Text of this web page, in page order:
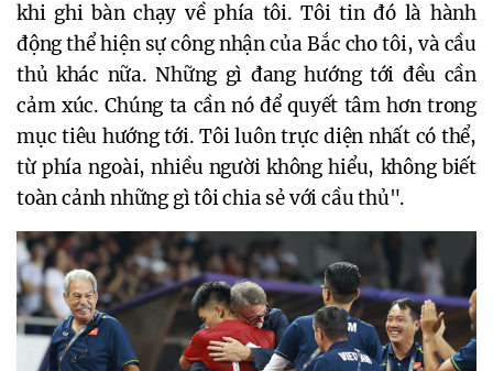
khi ghi bàn chạy về phía tôi. Tôi tin đó là hành
động thể hiện sự công nhận của Bắc cho tôi, và cầu
thủ khác nữa. Những gì đang hướng tới đều cần
cảm xúc. Chúng ta cần nó để quyết tâm hơn trong
mục tiêu hướng tới. Tôi luôn trực diện nhất có thể,
từ phía ngoài, nhiều người không hiểu, không biết
toàn cảnh những gì tôi chia sẻ với cầu thủ".